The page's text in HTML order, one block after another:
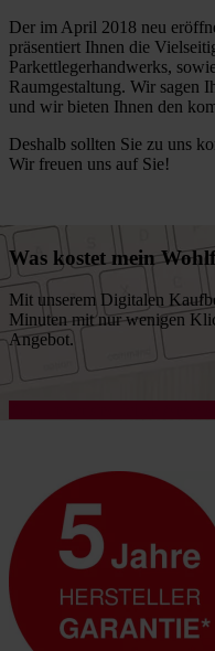
Der im April 2018 neu
präsentiert Ihnen die
Parkettlegerhandwerks,
Raumgestaltung. Wir sagen
und wir bieten Ihnen den
Deshalb sollten Sie zu uns
Wir freuen uns auf Sie!
Was kostet mein
Mit unserem Digitalen
Minuten mit nur wenigen
Angebot.